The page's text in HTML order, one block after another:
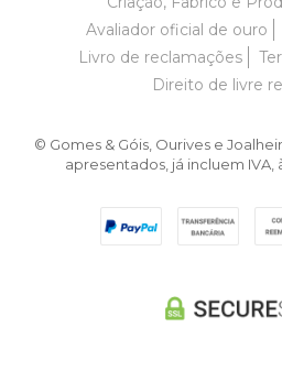
Avaliador oficial de ouro
Livro de reclamações
Direito de livre
© Gomes & Góis, Ourives e
apresentados, já incluem IVA,